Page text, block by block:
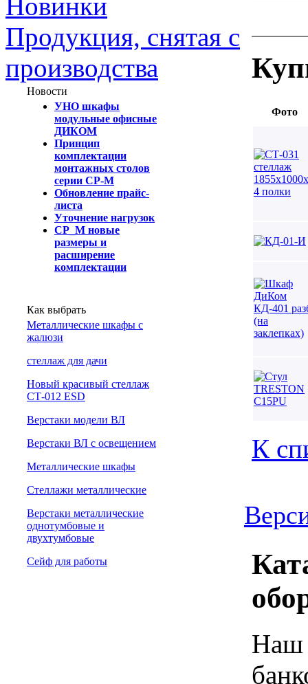
Продукция, снятая с
производства
Новости
УНО шкафы
модульные офисные
ДИКОМ
Принцип
комплектации
монтажных столов
серии СР-М
Обновление прайс-
листа
Уточнение нагрузок
СР_М новые
размеры и
расширение
комплектации
Как выбрать
Металлические шкафы с
жалюзи
cтеллаж для дачи
Новый красивый стеллаж
СТ-012 ESD
Верстаки модели ВЛ
Верстаки ВЛ с освещением
Металлические шкафы
Стеллажи металлические
Верстаки металлические
однотумбовые и
двухтумбовые
Сейф для работы
Фото
К
Наш